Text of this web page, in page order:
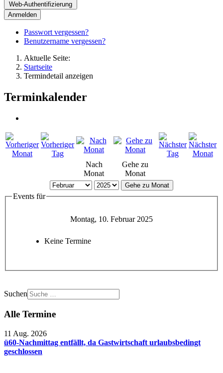
Web-Authentifizierung
Anmelden
Passwort vergessen?
Benutzername vergessen?
Aktuelle Seite:
Startseite
Termindetail anzeigen
Terminkalender
Nach
Monat
Gehe zu
Monat
Gehe zu Monat
Events für
Montag, 10. Februar 2025
Keine Termine
Suchen
Alle Termine
11 Aug. 2026
ü60-Nachmittag entfällt, da Gastwirtschaft urlaubsbedingt
geschlossen